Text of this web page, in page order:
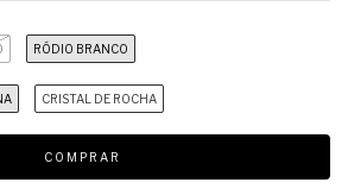
RÓDIO BRANCO
CRISTAL DE ROCHA